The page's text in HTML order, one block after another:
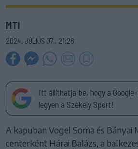
MTI
2024. JÚLIUS 07., 21:26
Itt állíthatja be, hogy a
legyen a Székely Sport!
A kapuban Vogel Soma és Bányai
centerként Hárai Balázs, a